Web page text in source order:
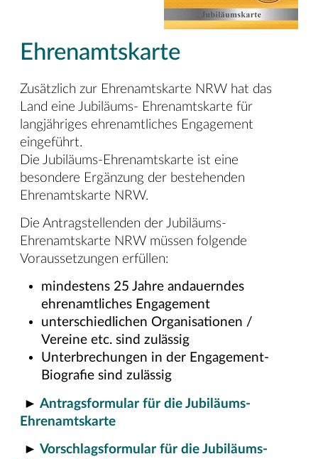
Ehrenamtskarte
Zusätzlich zur Ehrenamtskarte NRW hat das
Land eine Jubiläums- Ehrenamtskarte für
langjähriges ehrenamtliches Engagement
eingeführt.
Die Jubiläums-Ehrenamtskarte ist eine
besondere Ergänzung der bestehenden
Ehrenamtskarte NRW.
Die Antragstellenden der Jubiläums-
Ehrenamtskarte NRW müssen folgende
Voraussetzungen erfüllen:
mindestens 25 Jahre andauerndes
ehrenamtliches Engagement
unterschiedlichen Organisationen /
Vereine etc. sind zulässig
Unterbrechungen in der Engagement-
Biografie sind zulässig
► Antragsformular für die Jubiläums-
Ehrenamtskarte
► Vorschlagsformular für die Jubiläums-